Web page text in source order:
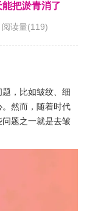
把淤青消了
读量(119)
，比如皱纹、细
然而，随着时代
题之一就是去皱